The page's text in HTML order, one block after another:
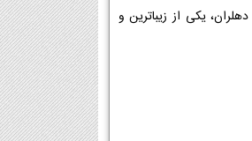
یکی از زیباترین و